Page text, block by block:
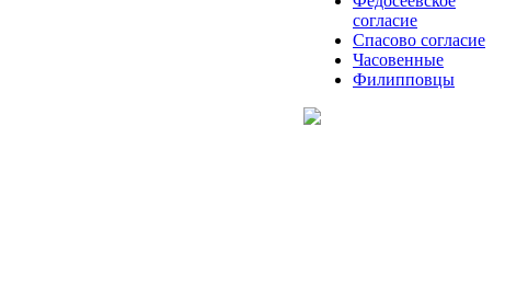
согласие
Спасово согласие
Часовенные
Филипповцы